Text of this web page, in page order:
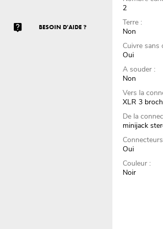
BESOIN D'AIDE ?
2
Terre :
Non
Cuivre sans
Oui
A souder :
Non
Vers la
XLR 3
De la
minijack
Oui
Couleur :
Noir